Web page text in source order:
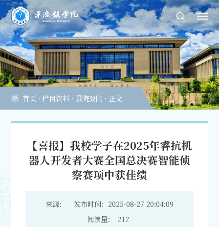
首页 · 栏目资料 · 景院要闻 · 正文
【喜报】我校学子在2025年睿抗机
器人开发者大赛全国总决赛智能侦
察赛项中获佳绩
来源：
发布时间：2025-08-27 20:04:09
阅读量：
212